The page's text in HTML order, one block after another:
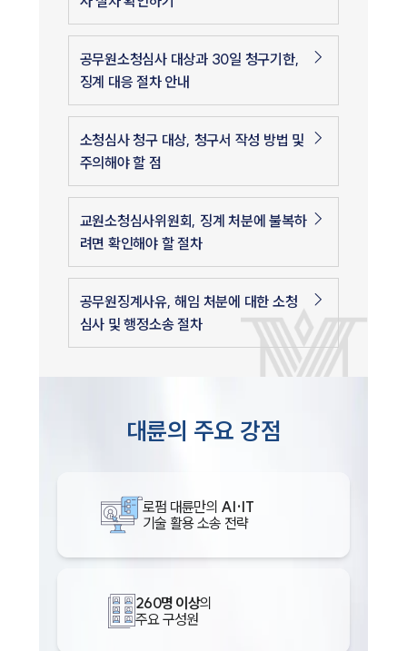
공무원소청심사 대상과 30일 청구기한,
징계 대응 절차 안내
소청심사 청구 대상, 청구서 작성 방법 및
주의해야 할 점
교원소청심사위원회, 징계 처분에 불복하
려면 확인해야 할 절차
공무원징계사유, 해임 처분에 대한 소청
심사 및 행정소송 절차
대륜의 주요 강점
로펌 대륜만의 AI·IT
기술 활용 소송 전략
260명 이상의
주요 구성원